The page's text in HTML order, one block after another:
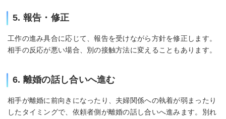
5. 報告・修正
工作の進み具合に応じて、報告を受けながら方針を修正します。
相手の反応が悪い場合、別の接触方法に変えることもあります。
6. 離婚の話し合いへ進む
相手が離婚に前向きになったり、夫婦関係への執着が弱まったり
したタイミングで、依頼者側が離婚の話し合いへ進みます。別れ